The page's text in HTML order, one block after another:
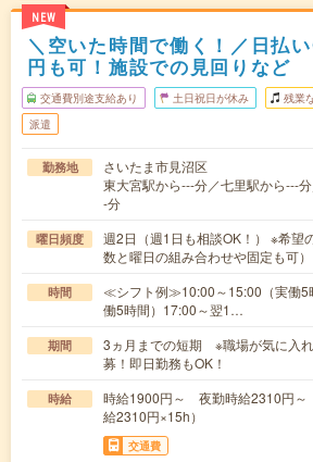
NEW
＼空いた時間で働く！／日払
円も可！施設での見回りなど
交通費別途支給あり 土日祝日が休み 残業
派遣
勤務地
さいたま市見沼区
東大宮駅から---分／七里駅から---
-分
曜日頻度
週2日（週1日も相談OK！） ※希望
数と曜日の組み合わせや固定も可）
時間
≪シフト例≫10:00～15:00（実働5
働5時間）17:00～翌1…
期間
3ヵ月までの短期 ※職場が気に入
募！即日勤務もOK！
時給
時給1900円～ 夜勤時給2310円
給2310円×15h）
交通費